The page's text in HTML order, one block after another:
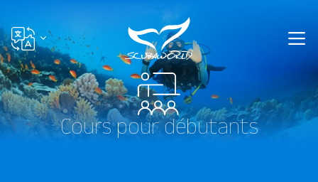
Cours pour débutants